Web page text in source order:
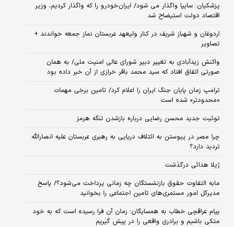
پزشکیان: سایپا واگذار می شود/ ایران‌خودرو را که واگذار کردیم، وزیر
اقتصاد دولت استیضاح شد
اردوغان و شهباز شریف در کنار ولیعهد عربستان نماز جمعه خواندند +
تصاویر
واکنش زیدآبادی به تغییر دبیر شورای عالی امنیت ملی/ به همان
صورتی اتفاق افتاد که سید محمد باقر خرازی از آن خبر داده بود
ترامپ زمان پایان جنگ ایران را اعلام کرد/ تامین برخی مهمات
«محدودتر» شده است
توئیت جدید محسن رضایی درباره بازشدن تنگه هرمز
چرا مصر در پیوستن به ائتلاف دریایی به رهبری عربستان علیه انصارالله
تردید دارد؟
ژیلا هدائی درگذشت
مابه التفاوت حقوق بازنشستگان چه زمانی پرداخت می‌شود؟/ پاسخ
مدیرکل امور مستمری‌های تامین اجتماعی را بخوانید
پیام عراقچی خطاب به همسایگان؛ زمان آن فرا رسیده است که به خود
متکی باشیم و برادری واقعی را در پیش گیریم